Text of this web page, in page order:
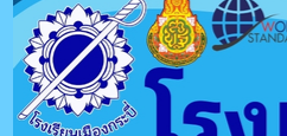
โรงเรี